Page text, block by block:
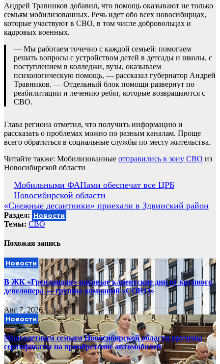
Андрей Травников добавил, что помощь оказывают не только
семьям мобилизованных. Речь идет обо всех новосибирцах,
которые участвуют в СВО, в том числе добровольцах и
кадровых военных.
— Мы работаем точечно с каждой семьей: помогаем
решать вопросы с устройством детей в детсады и школы, с
поступлением в колледжи, вузы, оказываем
психологическую помощь, — рассказал губернатор Андрей
Травников. — Отдельный блок помощи развернут по
реабилитации и лечению ребят, которые возвращаются с
СВО.
Глава региона отметил, что получить информацию и
рассказать о проблемах можно по разным каналам. Проще
всего обратиться в социальные службы по месту жительства.
Читайте также: Мобилизованные отправились в зону СВО из
Новосибирской области
Навигация
по
записям
Мобильными ФАПами обеспечат все ЦРБ
Новосибирской области
«Снежные десантники» приехали в Здвинский район
Раздел: Новости
Темы: СВО
Похожая запись
Новости
В ЖК «Гренландия» впервые клиентские дни от крупного
девелопера — группы компаний «СОЮЗ»
Авг 7, 2026
Новости
Многодетным семьям Новосибирской области вручены
сертификаты на приобретение автомобилей